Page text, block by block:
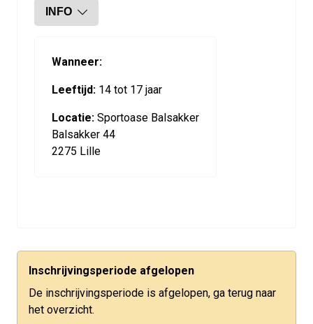
INFO
Wanneer:
Leeftijd: 14 tot 17 jaar
Locatie: Sportoase Balsakker
Balsakker 44
2275 Lille
Inschrijvingsperiode afgelopen
De inschrijvingsperiode is afgelopen, ga terug naar
het overzicht.